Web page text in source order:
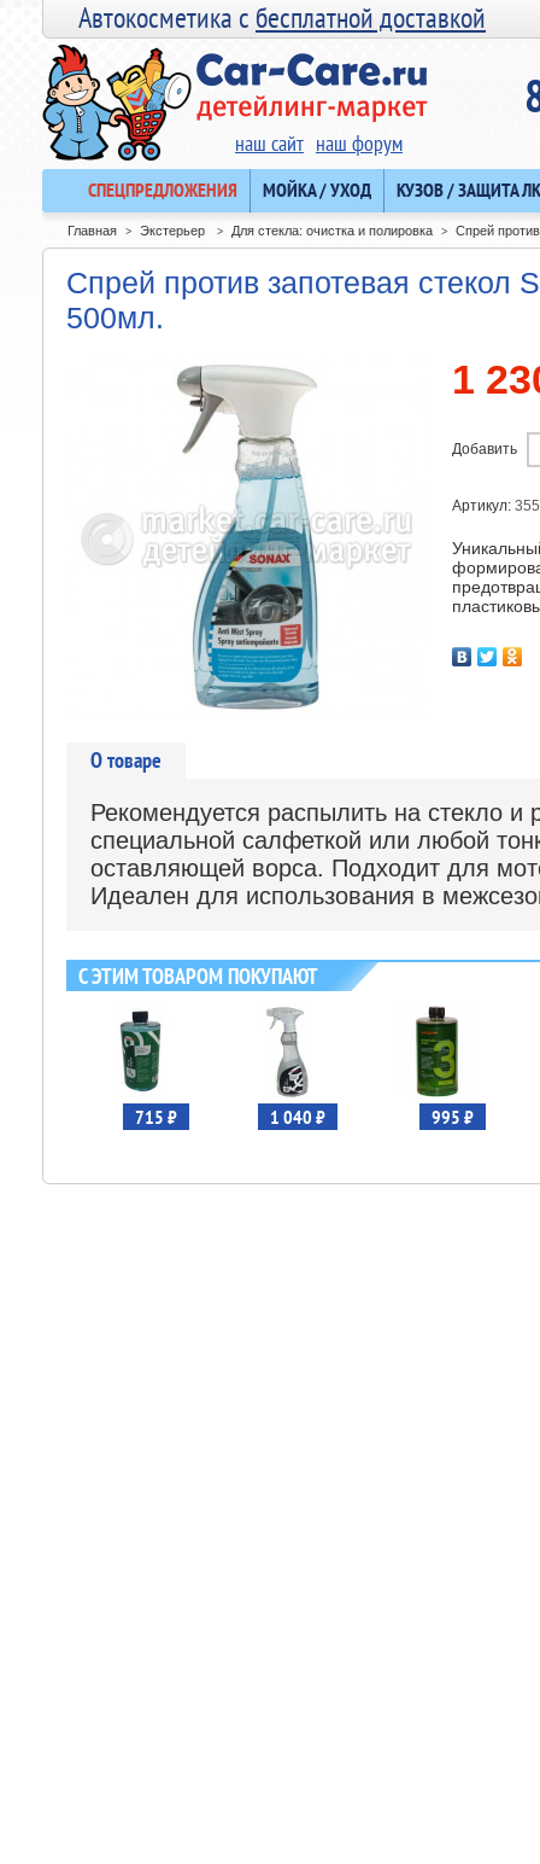
Автокосметика сбесплатной доставкой
наш сайт наш форум
СПЕЦПРЕДЛОЖЕНИЯ МОЙКА / УХОД КУЗОВ / ЗАЩИТА
Главная > Экстерьер > Для стекла: очистка и полировка > Спрей
Спрей против запотевая стекол
500мл.
1
Добавить
Артикул:
О товаре
Рекомендуется распылить на стекло и
специальной салфеткой или любой
оставляющей ворса. Подходит для
Идеален для использования в
С ЭТИМ ТОВАРОМ ПОКУПАЮТ
715 ₽ 1 040 ₽ 995 ₽